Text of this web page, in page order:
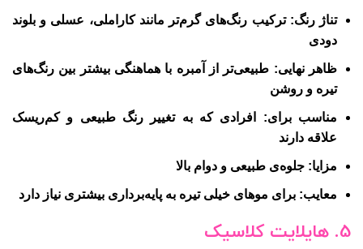
تناژ رنگ: ترکیب رنگ‌های گرم‌تر مانند کاراملی، عسلی و بلوند
دودی
ظاهر نهایی: طبیعی‌تر از آمبره با هماهنگی بیشتر بین رنگ‌های
تیره و روشن
مناسب برای: افرادی که به تغییر رنگ طبیعی و کم‌ریسک
علاقه دارند
مزایا: جلوه‌ی طبیعی و دوام بالا
معایب: برای موهای خیلی تیره به پایه‌برداری بیشتری نیاز دارد
5. هایلایت کلاسیک